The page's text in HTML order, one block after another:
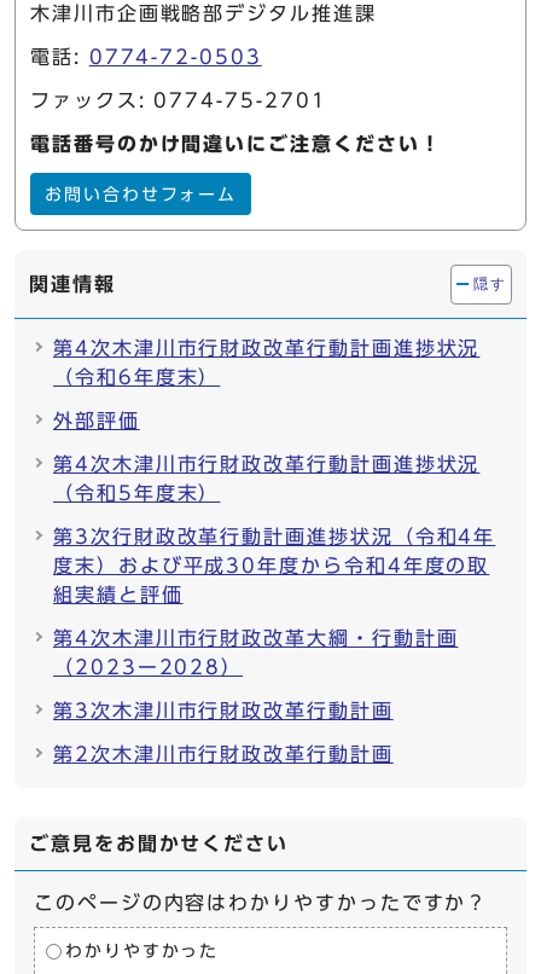
木津川市企画戦略部デジタル推進課
電話: 0774-72-0503
ファックス: 0774-75-2701
電話番号のかけ間違いにご注意ください！
お問い合わせフォーム
関連情報 隠す
第4次木津川市行財政改革行動計画進捗状況
（令和6年度末）
外部評価
第4次木津川市行財政改革行動計画進捗状況
（令和5年度末）
第3次行財政改革行動計画進捗状況（令和4年
度末）および平成30年度から令和4年度の取
組実績と評価
第4次木津川市行財政改革大綱・行動計画
（2023ー2028）
第3次木津川市行財政改革行動計画
第2次木津川市行財政改革行動計画
ご意見をお聞かせください
このページの内容はわかりやすかったですか？
わかりやすかった